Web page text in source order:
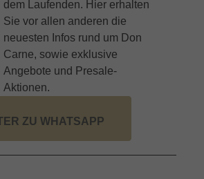
dem Laufenden. Hier erhalten
Sie vor allen anderen die
neuesten Infos rund um Don
Carne, sowie exklusive
Angebote und Presale-
Aktionen.
ZU WHATSAPP